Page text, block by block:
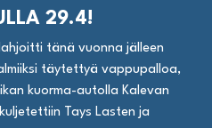
29.4!
tänä vuonna jälleen
täytettyä vappupalloa,
kuorma-autolla Kalevan
Tays Lasten ja